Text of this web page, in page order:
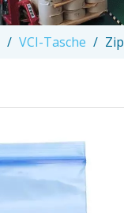
/ VCI-Tasche /